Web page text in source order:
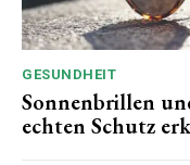
GESUNDHEIT
Sonnenbrillen
echten Schutz